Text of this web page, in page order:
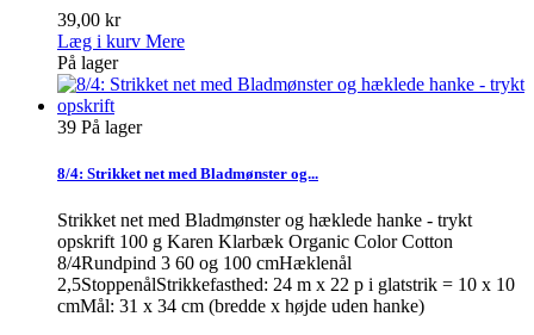
39,00 kr
Læg i kurv Mere
På lager
39 På lager
8/4: Strikket net med Bladmønster og...
Strikket net med Bladmønster og hæklede hanke - trykt
opskrift 100 g Karen Klarbæk Organic Color Cotton
8/4Rundpind 3 60 og 100 cmHæklenål
2,5StoppenålStrikkefasthed: 24 m x 22 p i glatstrik = 10 x 10
cmMål: 31 x 34 cm (bredde x højde uden hanke)